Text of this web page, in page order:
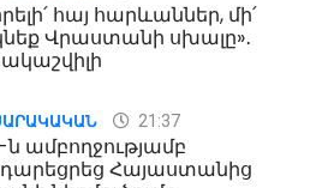
հայ հարևաններ, մի՛
Վրաստանի սխալը»․
21:37
ամբողջությամբ
Հայաստանից